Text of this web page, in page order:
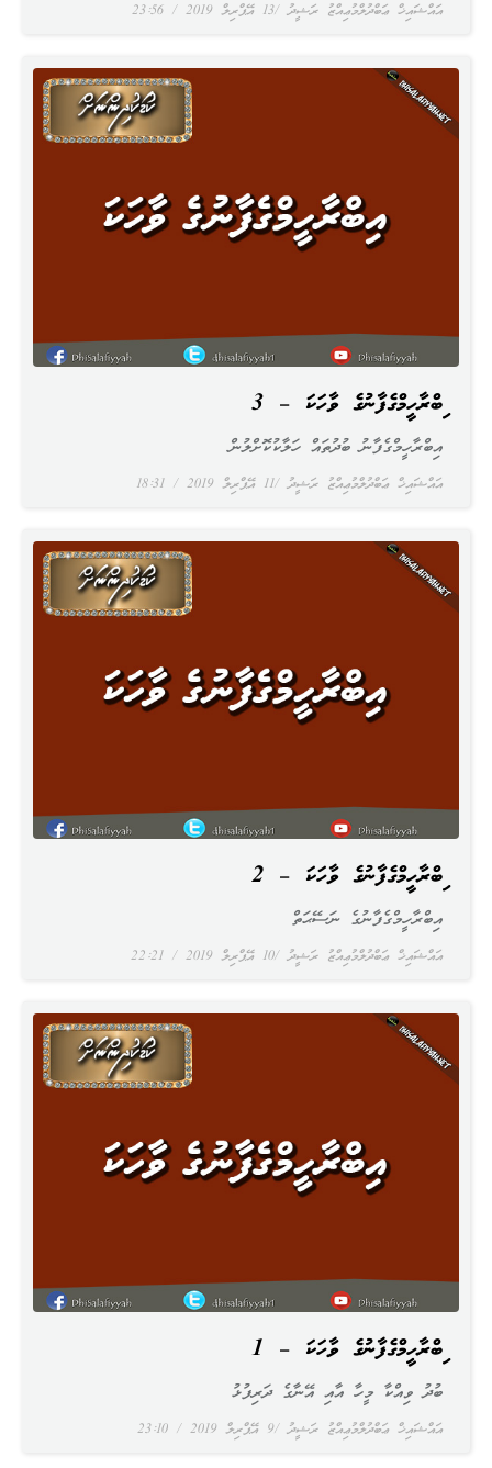
އައްޝައިޚް ޢަބްދުލްމުޢިއްޒު ރަޝީދު 13 އޭޕްރިލް 2019
އިބްރާހީމްގެފާނުގެ ވާހަކަ – 3
އައްޝައިޚް ޢަބްދުލްމުޢިއްޒު ރަޝީދު 11 އޭޕްރިލް 2019
އިބްރާހީމްގެފާނު ބުދުތައް ހަލާކުކޮށްލުން
އިބްރާހީމްގެފާނުގެ ވާހަކަ – 2
އައްޝައިޚް ޢަބްދުލްމުޢިއްޒު ރަޝީދު 10 އޭޕްރިލް 2019
އިބްރާހީމްގެފާނުގެ ނަސޭޙަތް
އިބްރާހީމްގެފާނުގެ ވާހަކަ – 1
އައްޝައިޚް ޢަބްދުލްމުޢިއްޒު ރަޝީދު 9 އޭޕްރިލް 2019
ބުދު ވިއްކާ މީހާ އާއި އޭނާގެ ދަރިފުޅު